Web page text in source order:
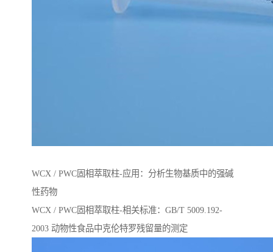
WCX / PWC固相萃取柱-应用：分析生物基质中的强碱
性药物
WCX / PWC固相萃取柱-相关标准：GB/T 5009.192-
2003 动物性⻝品中克伦特罗残留量的测定